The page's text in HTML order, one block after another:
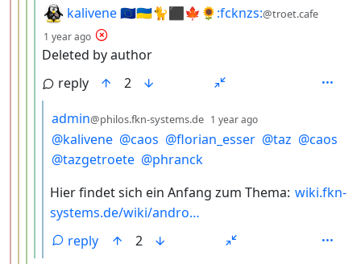
by
kalivene 🇪🇺🇺🇦🐈⬛🍁🌻:fcknzs:@troet.cafe
1 year ago depth: 5
Deleted by author
reply
2
by
admin@philos.fkn-systems.de 1 year ago
@kalivene @caos @florian_esser @taz @caos
@tazgetroete @phranck
Hier findet sich ein Anfang zum Thema: wiki.fkn-
systems.de/wiki/andro…
reply
2